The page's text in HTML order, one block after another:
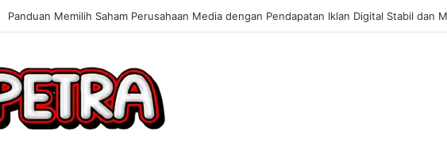
Panduan Memilih Saham Perusahaan Media dengan Pendapatan Iklan Digital Stabil dan